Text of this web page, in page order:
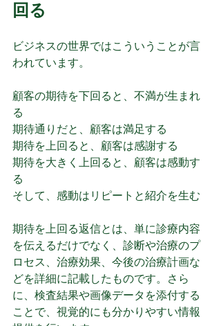
回る
ビジネスの世界ではこういうことが言
われています。
顧客の期待を下回ると、不満が生まれ
る
期待通りだと、顧客は満足する
期待を上回ると、顧客は感謝する
期待を大きく上回ると、顧客は感動す
る
そして、感動はリピートと紹介を生む
期待を上回る返信とは、単に診療内容
を伝えるだけでなく、診断や治療のプ
ロセス、治療効果、今後の治療計画な
どを詳細に記載したものです。さら
に、検査結果や画像データを添付する
ことで、視覚的にも分かりやすい情報